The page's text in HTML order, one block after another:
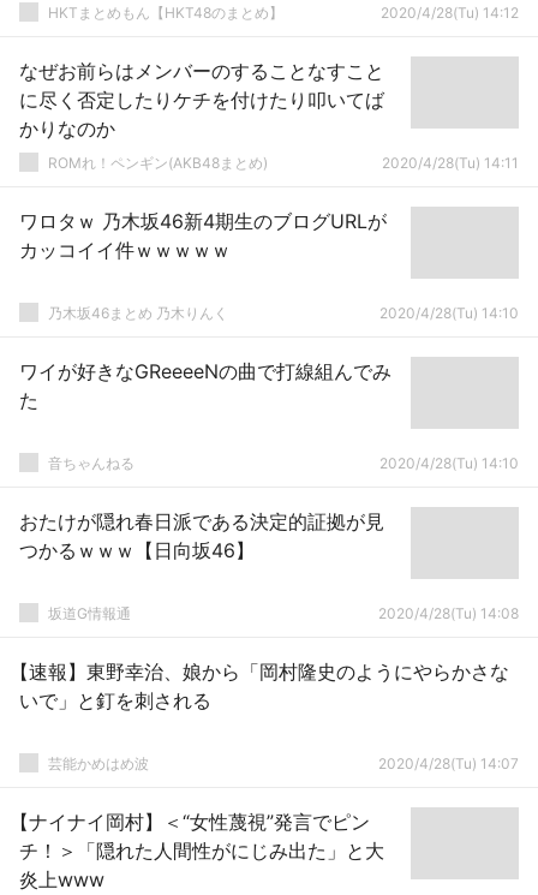
HKTまとめもん【HKT48のまとめ】 2020/4/28(Tu) 14:12
なぜお前らはメンバーのすることなすこと
に尽く否定したりケチを付けたり叩いてば
かりなのか
ROMれ！ペンギン(AKB48まとめ) 2020/4/28(Tu) 14:11
ワロタｗ 乃木坂46新4期生のブログURLが
カッコイイ件ｗｗｗｗｗ
乃木坂46まとめ 乃木りんく 2020/4/28(Tu) 14:10
ワイが好きなGReeeeNの曲で打線組んでみ
た
音ちゃんねる 2020/4/28(Tu) 14:10
おたけが隠れ春日派である決定的証拠が見
つかるｗｗｗ【日向坂46】
坂道G情報通 2020/4/28(Tu) 14:08
【速報】東野幸治、娘から「岡村隆史のようにやらかさな
いで」と釘を刺される
芸能かめはめ波 2020/4/28(Tu) 14:07
【ナイナイ岡村】＜“女性蔑視”発言でピン
チ！＞「隠れた人間性がにじみ出た」と大
炎上www